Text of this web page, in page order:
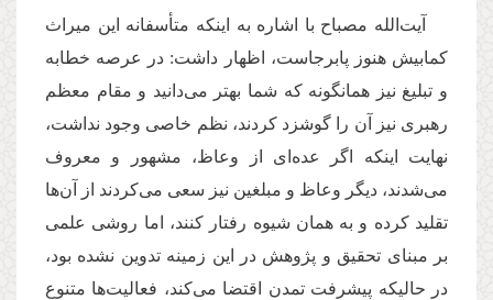
آیت‌الله مصباح با اشاره به اینكه متأسفانه این میراث
كمابیش هنوز پابرجاست، اظهار داشت: در عرصه خطابه
و تبلیغ نیز همانگونه كه شما بهتر می‌دانید و مقام معظم
رهبری نیز آن را گوشزد كردند، نظم خاصی وجود نداشت،
نهایت اینكه اگر عده‌ای از وعاظ، مشهور و معروف
می‌شدند، دیگر وعاظ و مبلغین نیز سعی می‌كردند از آن‌ها
تقلید كرده و به همان شیوه رفتار كنند، اما روشی علمی
بر مبنای تحقیق و پژوهش در این زمینه تدوین نشده بود،
در حالیكه پیشرفت تمدن اقتضا می‌كند، فعالیت‌ها متنوع